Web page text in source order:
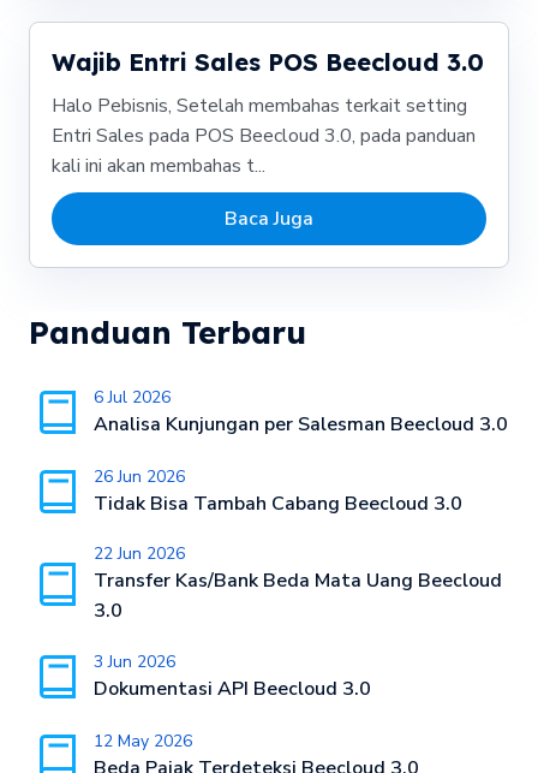
Wajib Entri Sales POS Beecloud 3.0
Halo Pebisnis, Setelah membahas terkait setting
Entri Sales pada POS Beecloud 3.0, pada panduan
kali ini akan membahas t...
Baca Juga
Panduan Terbaru
6 Jul 2026
Analisa Kunjungan per Salesman Beecloud 3.0
26 Jun 2026
Tidak Bisa Tambah Cabang Beecloud 3.0
22 Jun 2026
Transfer Kas/Bank Beda Mata Uang Beecloud
3.0
3 Jun 2026
Dokumentasi API Beecloud 3.0
12 May 2026